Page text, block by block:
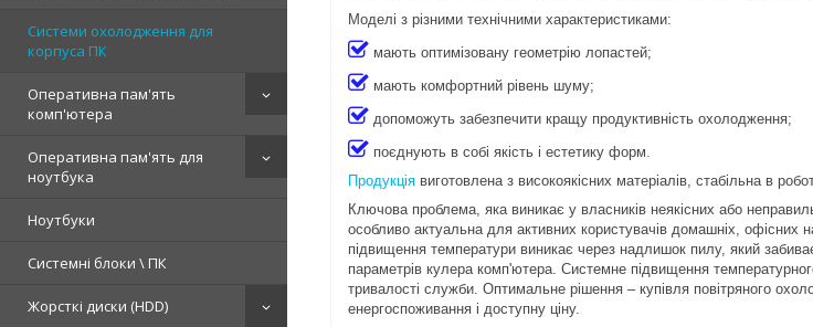
Системи охолодження для
корпуса ПК
Оперативна пам'ять
комп'ютера
Оперативна пам'ять для
ноутбука
Ноутбуки
Системні блоки \ ПК
Жорсткі диски (HDD)
Моделі з різними технічними характеристиками:
мають оптимізовану геометрію лопастей;
мають комфортний рівень шуму;
допоможуть забезпечити кращу продуктивність охолодження;
поєднують в собі якість і естетику форм.
Продукція виготовлена з високоякісних матеріалів, стабільна в
Ключова проблема, яка виникає у власників неякісних або
особливо актуальна для активних користувачів домашніх, офісних
підвищення температури виникає через надлишок пилу, який
параметрів кулера комп'ютера. Системне підвищення
тривалості служби. Оптимальне рішення – купівля повітряного
енергоспоживання і доступну ціну.